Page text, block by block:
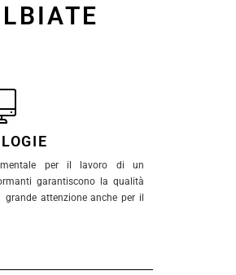
per il lavoro di un
garantiscono la qualità
attenzione anche per il